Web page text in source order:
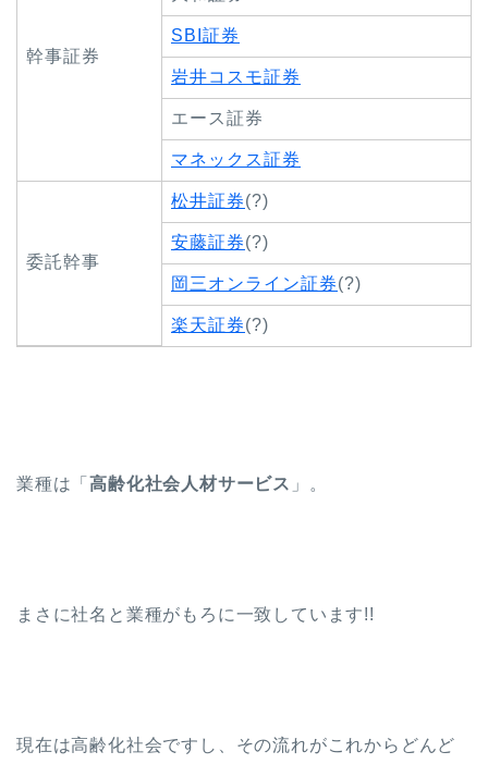
幹事証券
SBI証券
岩井コスモ証券
エース証券
マネックス証券
委託幹事
松井証券(?)
安藤証券(?)
岡三オンライン証券(?)
楽天証券(?)
業種は「高齢化社会人材サービス 」。
まさに社名と業種がもろに一致しています!!
現在は高齢化社会ですし、その流れがこれからどんど